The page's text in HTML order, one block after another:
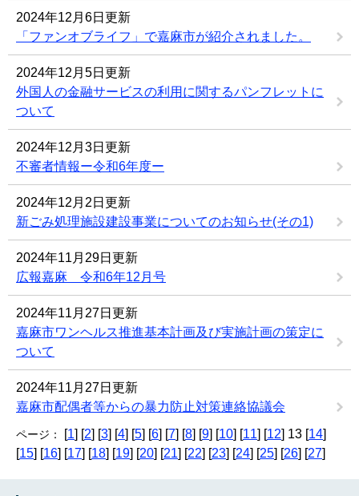
2024年12月6日更新
「ファンオブライフ」で嘉麻市が紹介されました。
2024年12月5日更新
外国人の金融サービスの利用に関するパンフレットに
ついて
2024年12月3日更新
不審者情報ー令和6年度ー
2024年12月2日更新
新ごみ処理施設建設事業についてのお知らせ(その1)
2024年11月29日更新
広報嘉麻 令和6年12月号
2024年11月27日更新
嘉麻市ワンヘルス推進基本計画及び実施計画の策定に
ついて
2024年11月27日更新
嘉麻市配偶者等からの暴力防止対策連絡協議会
ページ： [1] [2] [3] [4] [5] [6] [7] [8] [9] [10] [11] [12] 13 [14]
[15] [16] [17] [18] [19] [20] [21] [22] [23] [24] [25] [26] [27]